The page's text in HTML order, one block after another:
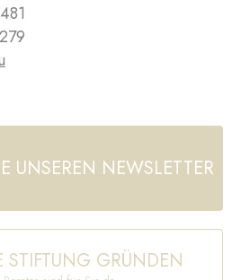
UNSEREN NEWSLETTER
STIFTUNG GRÜNDEN